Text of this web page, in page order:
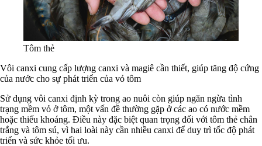
Tôm thẻ
Vôi canxi cung cấp lượng canxi và magiê cần thiết, giúp tăng độ cứng
của nước cho sự phát triển của vỏ tôm
Sử dụng vôi canxi định kỳ trong ao nuôi còn giúp ngăn ngừa tình
trạng mềm vỏ ở tôm, một vấn đề thường gặp ở các ao có nước mềm
hoặc thiếu khoáng. Điều này đặc biệt quan trọng đối với tôm thẻ chân
trắng và tôm sú, vì hai loài này cần nhiều canxi để duy trì tốc độ phát
triển và sức khỏe tối ưu.